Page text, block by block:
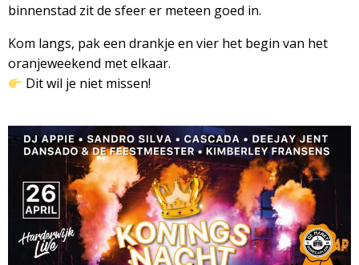
binnenstad zit de sfeer er meteen goed in.
Kom langs, pak een drankje en vier het begin van het
oranjeweekend met elkaar.
Dit wil je niet missen!